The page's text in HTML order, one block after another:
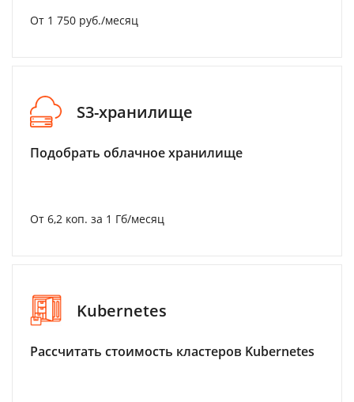
От 1 750 руб./месяц
S3-хранилище
Подобрать облачное хранилище
От 6,2 коп. за 1 Гб/месяц
Kubernetes
Рассчитать стоимость кластеров Kubernetes